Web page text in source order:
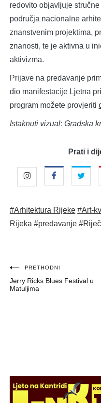
redovito objavljuje
područja nacionalne
znanstvenim projektima,
znanosti, te je aktivna u
aktivizma.
Prijave na predavanje
dio manifestacije Ljetna
program možete provjeriti
Istaknuti vizual: Gradska
Prati i
#Arhitektura Rijeke #Art-
Rijeka #predavanje
Navigacija
objava
PRETHODNI
Jerry Ricks Blues Festival u
Matuljima